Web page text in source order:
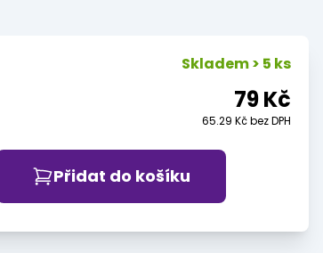
Skladem > 5 ks
79 Kč
65.29 Kč bez DPH
Přidat do košíku